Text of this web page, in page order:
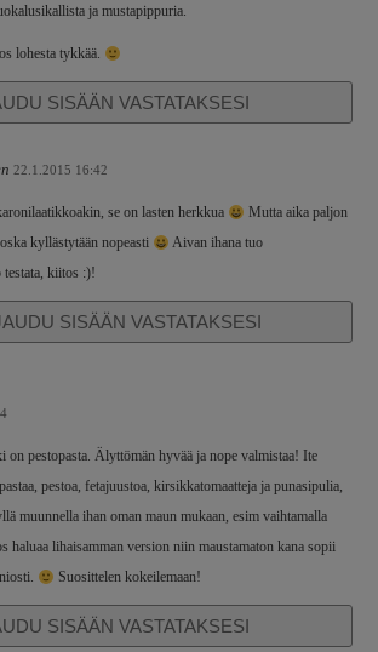
ja mustapippuria.
lohesta tykkää.
SISÄÄN VASTATAKSESI
22.1.2015 16:42
se on lasten herkkua
Mutta aika paljon
kyllästytään nopeasti
Aivan ihana tuo
kiitos :)!
SISÄÄN VASTATAKSESI
on pestopasta. Älyttömän hyvää ja nope valmistaa! Ite
pestoa, fetajuustoa, kirsikkatomaatteja ja punasipulia,
muunnella ihan oman maun mukaan, esim vaihtamalla
haluaa lihaisamman version niin maustamaton kana sopii
Suosittelen kokeilemaan!
SISÄÄN VASTATAKSESI